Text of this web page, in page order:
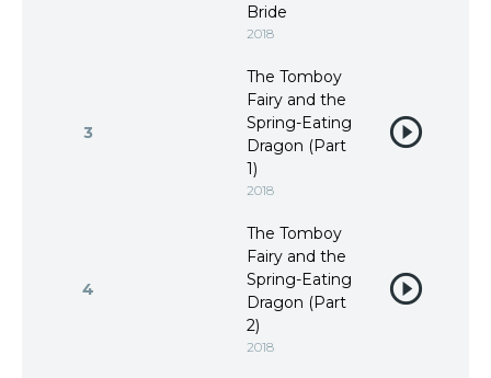
Bride
2018
3
The Tomboy
Fairy and the
Spring-Eating
Dragon (Part
1)
2018
4
The Tomboy
Fairy and the
Spring-Eating
Dragon (Part
2)
2018